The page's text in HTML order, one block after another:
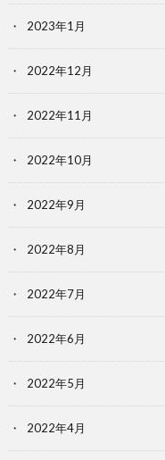
2023年1月
2022年12月
2022年11月
2022年10月
2022年9月
2022年8月
2022年7月
2022年6月
2022年5月
2022年4月